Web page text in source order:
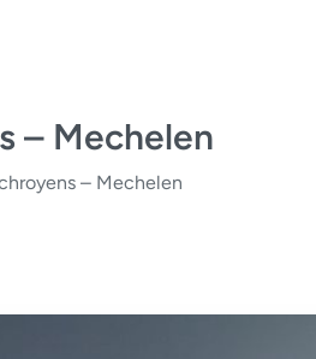
– Mechelen
– Mechelen